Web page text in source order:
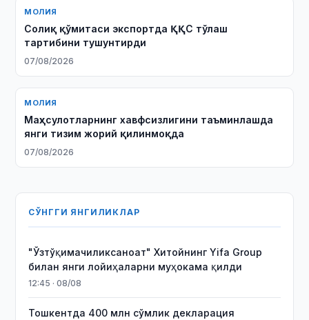
МОЛИЯ
Солиқ қўмитаси экспортда ҚҚС тўлаш
тартибини тушунтирди
07/08/2026
МОЛИЯ
Маҳсулотларнинг хавфсизлигини таъминлашда
янги тизим жорий қилинмоқда
07/08/2026
СЎНГГИ ЯНГИЛИКЛАР
"Ўзтўқимачиликсаноат" Хитойнинг Yifa Group
билан янги лойиҳаларни муҳокама қилди
12:45 · 08/08
Тошкентда 400 млн сўмлик декларация